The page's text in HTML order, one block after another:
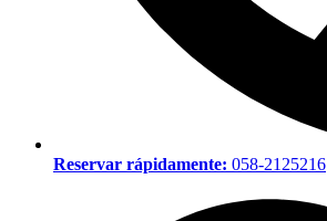
Reservar rápidamente: 058-2125216